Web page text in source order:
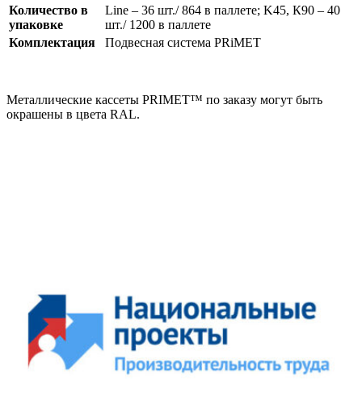
Количество в
упаковке
Line – 36 шт./ 864 в паллете; K45, К90 – 40
шт./ 1200 в паллете
Комплектация
Подвесная система PRiMET
Металлические кассеты PRIMET™ по заказу могут быть
окрашены в цвета RAL.